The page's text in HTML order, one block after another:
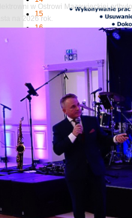
w Ostrowi Mazowieckiej
na 2026 rok.
15
16
19
20
Poprzedni Następny
Kolejna fala upałów.
Bezpieczna wizyta w ZUS przez
niej bez wychodzenia z domu
Spotkanie autorskie z